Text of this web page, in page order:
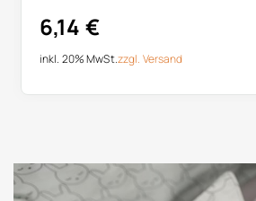
6,14 €
inkl. 20% MwSt.zzgl. Versand